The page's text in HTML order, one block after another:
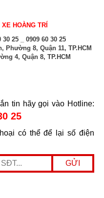
HOÀNG TRÍ
30 25 _ 0909 60 30 25
Phường 8, Quận 11, TP.HCM
4, Quận 8, TP.HCM
tin hãy gọi vào Hotline:
25
có thể để lại số điện